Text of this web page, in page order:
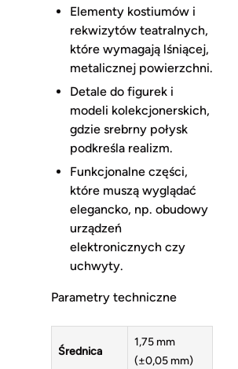
Elementy kostiumów i
rekwizytów teatralnych,
które wymagają lśniącej,
metalicznej powierzchni.
Detale do figurek i
modeli kolekcjonerskich,
gdzie srebrny połysk
podkreśla realizm.
Funkcjonalne części,
które muszą wyglądać
elegancko, np. obudowy
urządzeń
elektronicznych czy
uchwyty.
Parametry techniczne
Średnica
1,75 mm
(±0,05 mm)